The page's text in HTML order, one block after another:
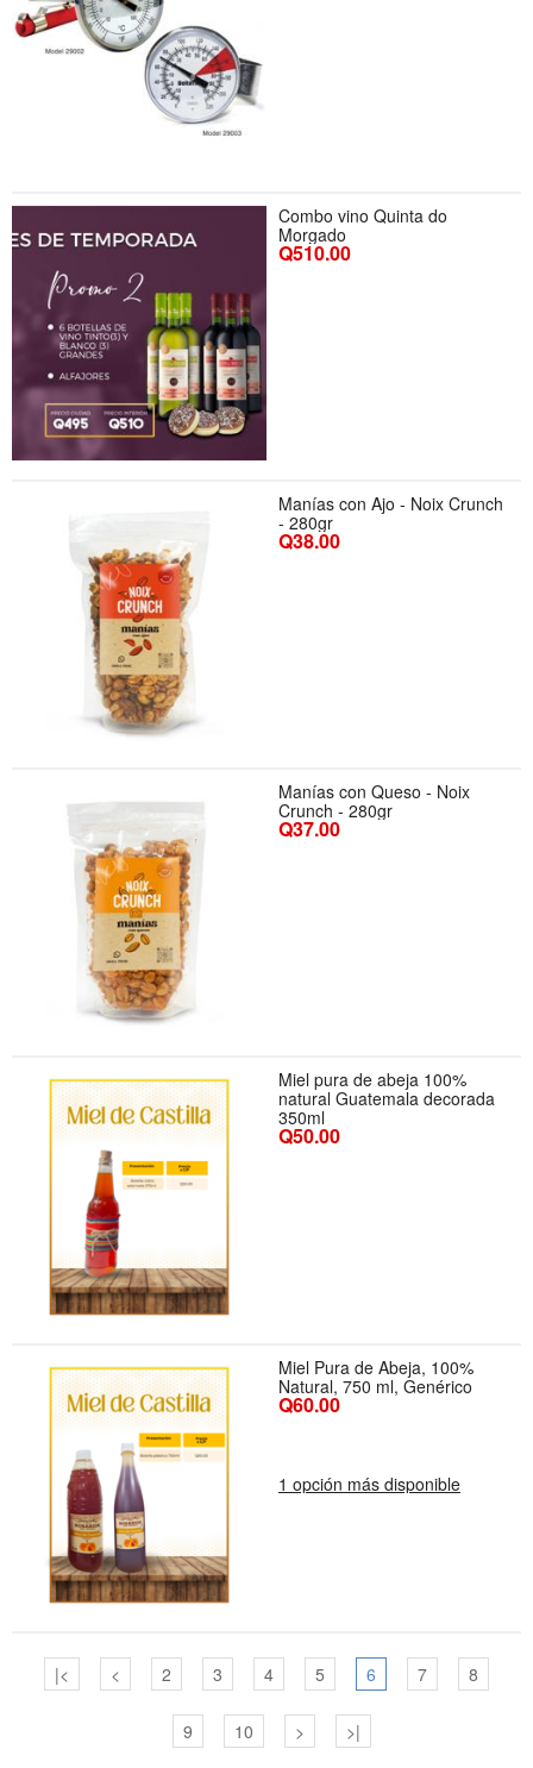
Combo vino Quinta do
Morgado
Q510.00
Manías con Ajo - Noix Crunch
- 280gr
Q38.00
Manías con Queso - Noix
Crunch - 280gr
Q37.00
Miel pura de abeja 100%
natural Guatemala decorada
350ml
Q50.00
Miel Pura de Abeja, 100%
Natural, 750 ml, Genérico
Q60.00
1 opción más disponible
|< < 2 3 4 5 6 7 8
9 10 > >|